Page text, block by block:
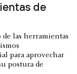
de
las herramientas
para aprovechar
postura de